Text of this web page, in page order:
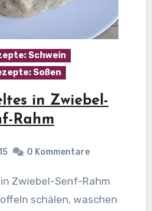
Schwein
Soßen
in Zwiebel-
Rahm
0 Kommentare
schälen, waschen